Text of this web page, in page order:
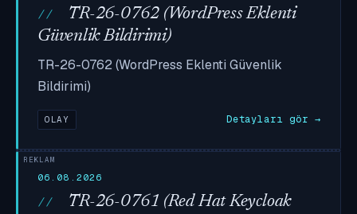
TR-26-0762 (WordPress Eklenti
Güvenlik Bildirimi)
TR-26-0762 (WordPress Eklenti Güvenlik
Bildirimi)
OLAY Detayları gör →
06.08.2026
TR-26-0761 (Red Hat Keycloak